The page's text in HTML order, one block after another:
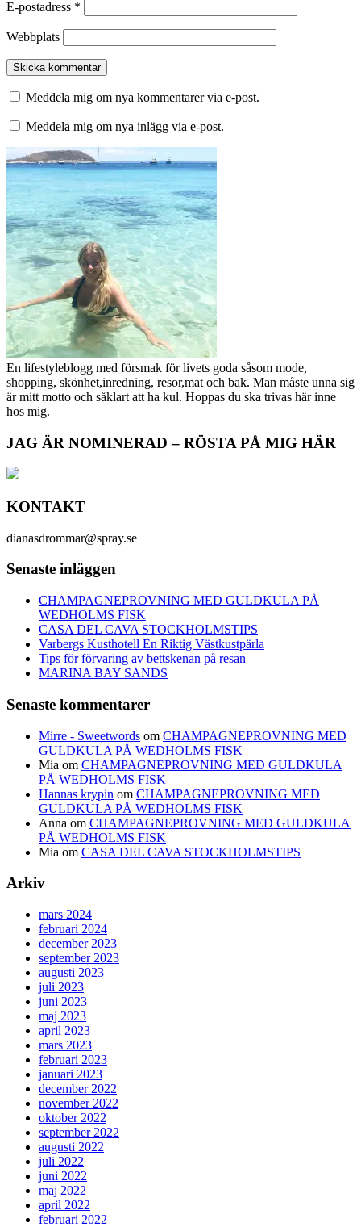
E-postadress *
Webbplats
Meddela mig om nya kommentarer via e-post.
Meddela mig om nya inlägg via e-post.
En lifestyleblogg med försmak för livets goda såsom mode,
shopping, skönhet,inredning, resor,mat och bak. Man måste unna sig
är mitt motto och såklart att ha kul. Hoppas du ska trivas här inne
hos mig.
JAG ÄR NOMINERAD – RÖSTA PÅ MIG HÄR
KONTAKT
dianasdrommar@spray.se
Senaste inläggen
CHAMPAGNEPROVNING MED GULDKULA PÅ
WEDHOLMS FISK
CASA DEL CAVA STOCKHOLMSTIPS
Varbergs Kusthotell En Riktig Västkustpärla
Tips för förvaring av bettskenan på resan
MARINA BAY SANDS
Senaste kommentarer
Mirre - Sweetwords om CHAMPAGNEPROVNING MED
GULDKULA PÅ WEDHOLMS FISK
Mia om CHAMPAGNEPROVNING MED GULDKULA
PÅ WEDHOLMS FISK
Hannas krypin om CHAMPAGNEPROVNING MED
GULDKULA PÅ WEDHOLMS FISK
Anna om CHAMPAGNEPROVNING MED GULDKULA
PÅ WEDHOLMS FISK
Mia om CASA DEL CAVA STOCKHOLMSTIPS
Arkiv
mars 2024
februari 2024
december 2023
september 2023
augusti 2023
juli 2023
juni 2023
maj 2023
april 2023
mars 2023
februari 2023
januari 2023
december 2022
november 2022
oktober 2022
september 2022
augusti 2022
juli 2022
juni 2022
maj 2022
april 2022
februari 2022